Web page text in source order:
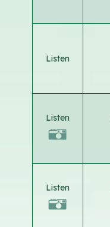
Listen
Listen
Listen